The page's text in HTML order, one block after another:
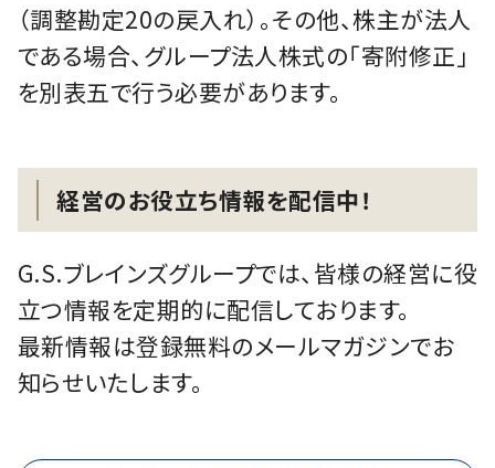
（調整勘定20の戻入れ）。その他、株主が法人
である場合、グループ法人株式の「寄附修正」
を別表五で行う必要があります。
経営のお役立ち情報を配信中！
G.S.ブレインズグループでは、皆様の経営に役
立つ情報を定期的に配信しております。
最新情報は登録無料のメールマガジンでお
知らせいたします。